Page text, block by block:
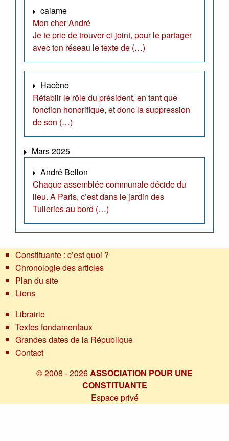
calame
Mon cher André
Je te prie de trouver ci-joint, pour le partager
avec ton réseau le texte de (…)
Hacène
Rétablir le rôle du président, en tant que
fonction honorifique, et donc la suppression
de son (…)
Mars 2025
André Bellon
Chaque assemblée communale décide du
lieu. A Paris, c’est dans le jardin des
Tuileries au bord (…)
Constituante : c’est quoi ?
Chronologie des articles
Plan du site
Liens
Librairie
Textes fondamentaux
Grandes dates de la République
Contact
© 2008 - 2026ASSOCIATION POUR UNE
CONSTITUANTE
Espace privé